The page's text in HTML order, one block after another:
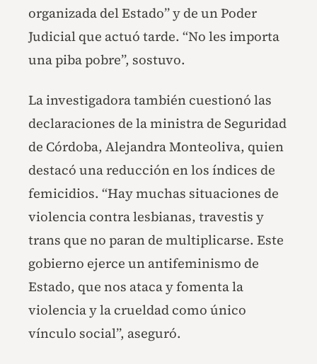
organizada del Estado” y de un Poder
Judicial que actuó tarde. “No les importa
una piba pobre”, sostuvo.
La investigadora también cuestionó las
declaraciones de la ministra de Seguridad
de Córdoba, Alejandra Monteoliva, quien
destacó una reducción en los índices de
femicidios. “Hay muchas situaciones de
violencia contra lesbianas, travestis y
trans que no paran de multiplicarse. Este
gobierno ejerce un antifeminismo de
Estado, que nos ataca y fomenta la
violencia y la crueldad como único
vínculo social”, aseguró.